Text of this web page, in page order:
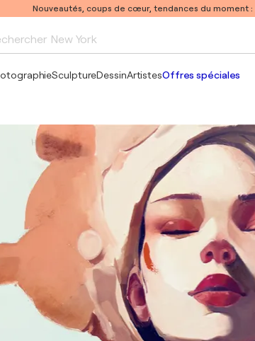
Nouveautés, coups de cœur, tendances du moment :
New York
Pablo Picasso
SculptureDessinArtistesOffres spéciales